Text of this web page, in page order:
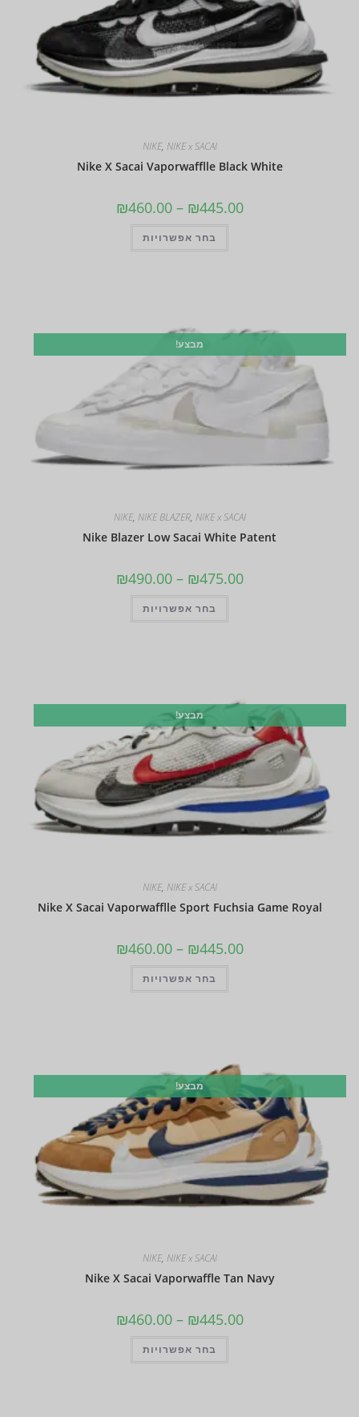
NIKE, NIKE x SACAI
Nike X Sacai Vaporwafflle Black White
₪445.00
–
₪460.00
בחר אפשרויות
מבצע!
NIKE, NIKE BLAZER, NIKE x SACAI
Nike Blazer Low Sacai White Patent
₪475.00
–
₪490.00
בחר אפשרויות
מבצע!
NIKE, NIKE x SACAI
Nike X Sacai Vaporwafflle Sport Fuchsia Game Royal
₪445.00
–
₪460.00
בחר אפשרויות
מבצע!
NIKE, NIKE x SACAI
Nike X Sacai Vaporwaffle Tan Navy
₪445.00
–
₪460.00
בחר אפשרויות